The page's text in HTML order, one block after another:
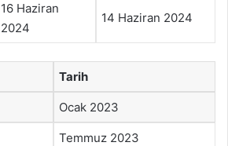
16 Haziran
2024
14 Haziran 2024
Tarih
Ocak 2023
Temmuz 2023